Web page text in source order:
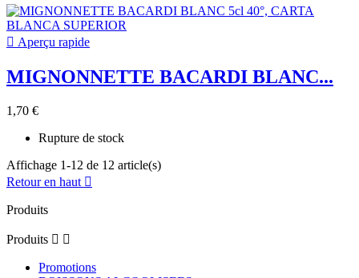
 Aperçu rapide
MIGNONNETTE BACARDI BLANC...
1,70 €
Rupture de stock
Affichage 1-12 de 12 article(s)
Retour en haut 
Produits
Produits  
Promotions